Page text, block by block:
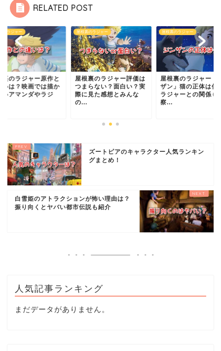
RELATED POST
のラジャー
裏のラジャー評価は
らない？面白い？実
見た感想とみんな
屋根裏のラジャー
屋根裏のラジャー「ジン
ザン」猫の正体は何者？
ラジャーとの関係も考
察...
屋根裏のラジャー
屋根裏のラジャー原
の違いは？映画では
れないアマンダやラ
ャ...
ズートピアのキャラクター人気ランキン
グまとめ！
白雪姫のアトラクションが怖い理由は？
振り向くとヤバい都市伝説も紹介
人気記事ランキング
まだデータがありません。